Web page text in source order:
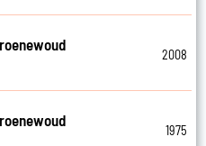
2008
1975